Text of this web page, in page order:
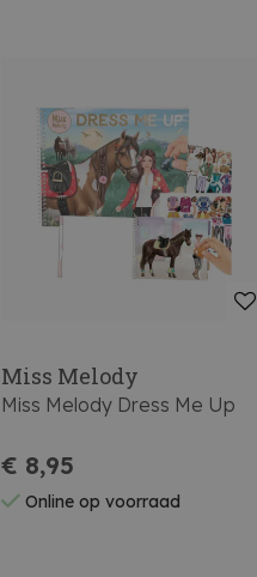
Miss Melody
Miss Melody Dress Me Up
€ 8,95
Online op voorraad